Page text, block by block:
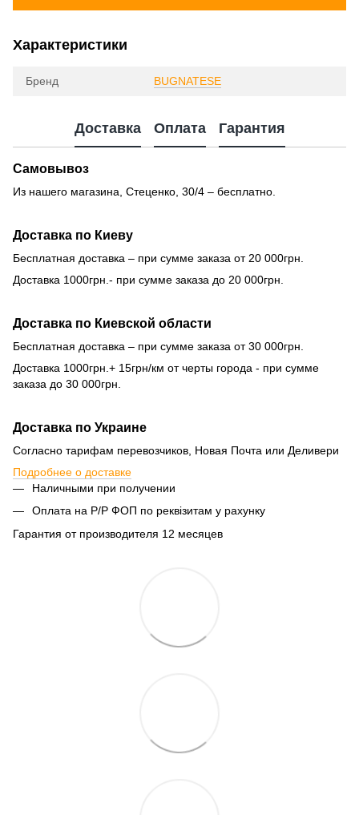
Характеристики
Бренд BUGNATESE
Доставка Оплата Гарантия
Самовывоз
Из нашего магазина, Стеценко, 30/4 – бесплатно.
Доставка по Киеву
Бесплатная доставка – при сумме заказа от 20 000грн.
Доставка 1000грн.- при сумме заказа до 20 000грн.
Доставка по Киевской области
Бесплатная доставка – при сумме заказа от 30 000грн.
Доставка 1000грн.+ 15грн/км от черты города - при сумме
заказа до 30 000грн.
Доставка по Украине
Согласно тарифам перевозчиков, Новая Почта или Деливери
Подробнее о доставке
Наличными при получении
Оплата на Р/Р ФОП по реквізитам у рахунку
Гарантия от производителя 12 месяцев